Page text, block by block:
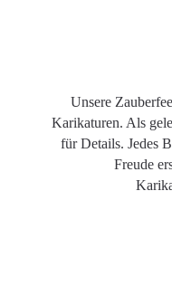
Unsere
Karikaturen. Als
für Details. Jedes
Freude